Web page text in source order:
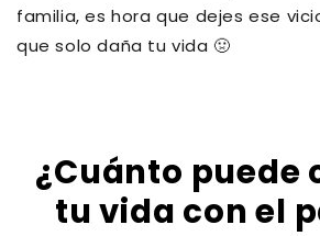
familia, es hora que dejes ese
que solo daña tu vida 🤢
¿Cuánto puede
tu vida con el